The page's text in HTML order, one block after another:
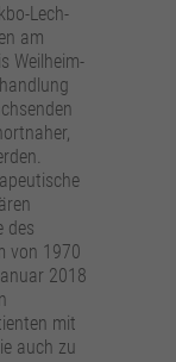
Lech-
am
Weilheim-
des
von 1970
2018
mit
auch zu